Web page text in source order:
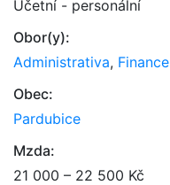
Účetní - personální
Obor(y):
Administrativa, Finance
Obec:
Pardubice
Mzda:
21 000 – 22 500 Kč